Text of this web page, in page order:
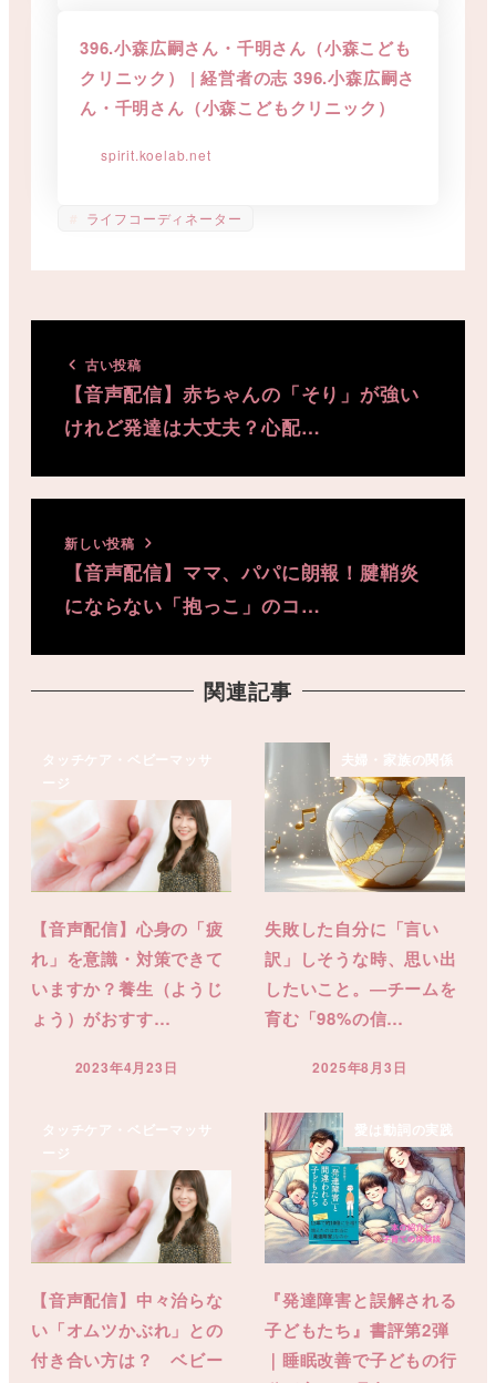
396.小森広嗣さん・千明さん（小森こども
クリニック） | 経営者の志 396.小森広嗣さ
ん・千明さん（小森こどもクリニック）
spirit.koelab.net
ライフコーディネーター
古い投稿
【音声配信】赤ちゃんの「そり」が強い
けれど発達は大丈夫？心配…
新しい投稿
【音声配信】ママ、パパに朗報！腱鞘炎
にならない「抱っこ」のコ…
関連記事
タッチケア・ベビーマッサ
ージ
【音声配信】心身の「疲
れ」を意識・対策できて
いますか？養生（ようじ
ょう）がおすす…
投稿日
2023年4月23日
夫婦・家族の関係
失敗した自分に「言い
訳」しそうな時、思い出
したいこと。―チームを
育む「98%の信…
投稿日
2025年8月3日
タッチケア・ベビーマッサ
ージ
【音声配信】中々治らな
い「オムツかぶれ」との
付き合い方は？ ベビー
愛は動詞の実践
『発達障害と誤解される
子どもたち』書評第2弾
｜睡眠改善で子どもの行